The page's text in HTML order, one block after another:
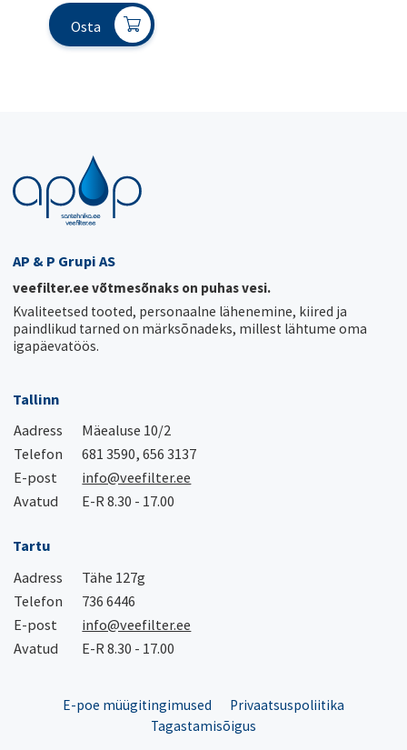
Osta
AP & P Grupi AS
veefilter.ee võtmesõnaks on puhas vesi.
Kvaliteetsed tooted, personaalne lähenemine, kiired ja
paindlikud tarned on märksõnadeks, millest lähtume oma
igapäevatöös.
Tallinn
Aadress
Mäealuse 10/2
Telefon
681 3590, 656 3137
E-post
info@veefilter.ee
Avatud
E-R 8.30 - 17.00
Tartu
Aadress
Tähe 127g
Telefon
736 6446
E-post
info@veefilter.ee
Avatud
E-R 8.30 - 17.00
E-poe müügitingimused
Privaatsuspoliitika
Tagastamisõigus